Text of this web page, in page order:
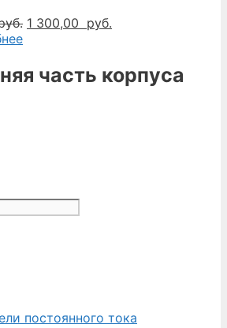
Первоначальная
2
000,00
1 300,00 руб.
300,00
руб..
часть корпуса
постоянного тока